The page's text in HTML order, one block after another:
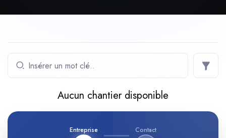
Aucun chantier disponible
Entreprise Contact